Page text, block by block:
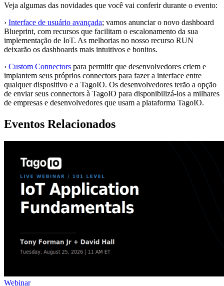
Veja algumas das novidades que você vai conferir durante o evento:
› Interface de usuário avançada; vamos anunciar o novo dashboard
Blueprint, com recursos que facilitam o escalonamento da sua
implementação de IoT. As melhorias no nosso recurso RUN
deixarão os dashboards mais intuitivos e bonitos.
› Custom Connectors para permitir que desenvolvedores criem e
implantem seus próprios connectors para fazer a interface entre
qualquer dispositivo e a TagoIO. Os desenvolvedores terão a opção
de enviar seus connectors à TagoIO para disponibilizá-los a milhares
de empresas e desenvolvedores que usam a plataforma TagoIO.
Eventos Relacionados
Webinar